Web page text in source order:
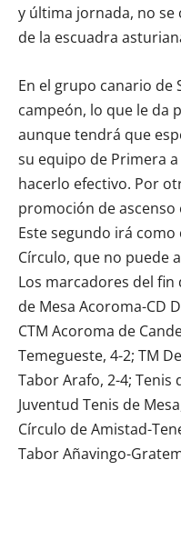
y última jornada, no
de la escuadra
En el grupo canario de
campeón, lo que le da
aunque tendrá que
su equipo de Primera
hacerlo efectivo. Por
promoción de ascenso
Este segundo irá
Círculo, que no puede
Los marcadores del fin
de Mesa Acoroma-CD
CTM Acoroma de
Temegueste, 4-2; TM
Tabor Arafo, 2-4; Tenis
Juventud Tenis de
Círculo de Amistad-
Tabor Añavingo-